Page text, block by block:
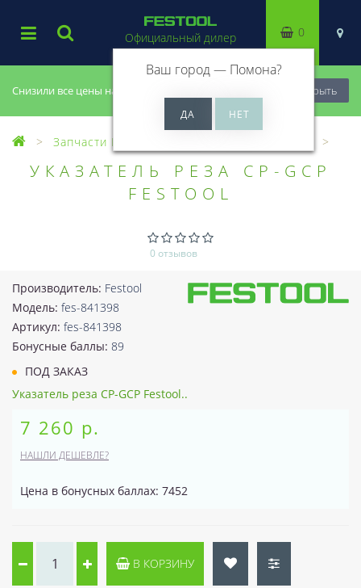
Снизили все цены на 20%, успей купить! Закрыть
Официальный дилер
Ваш город — Помона?
0
Запчасти Festool
УКАЗАТЕЛЬ РЕЗА CP-GCP
FESTOOL
0 отзывов
Производитель: Festool
Модель: fes-841398
Артикул: fes-841398
Бонусные баллы: 89
ПОД ЗАКАЗ
Указатель реза CP-GCP Festool..
7 260 р.
НАШЛИ ДЕШЕВЛЕ?
Цена в бонусных баллах: 7452
В КОРЗИНУ